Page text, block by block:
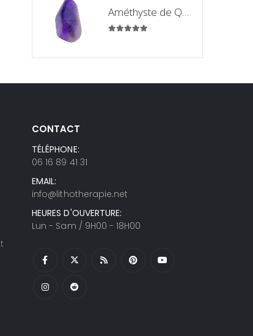
Améthyste de Qualité Extra - Pierre Roulée
CONTACT
TÉLÉPHONE:
06 16 89 41 31
EMAIL:
info@lithotherapie.net
HEURES D'OUVERTURE:
Lun - Sam / 9H00 - 18H00